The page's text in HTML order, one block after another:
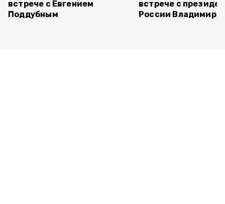
встрече с Евгением
Поддубным
встрече с
России